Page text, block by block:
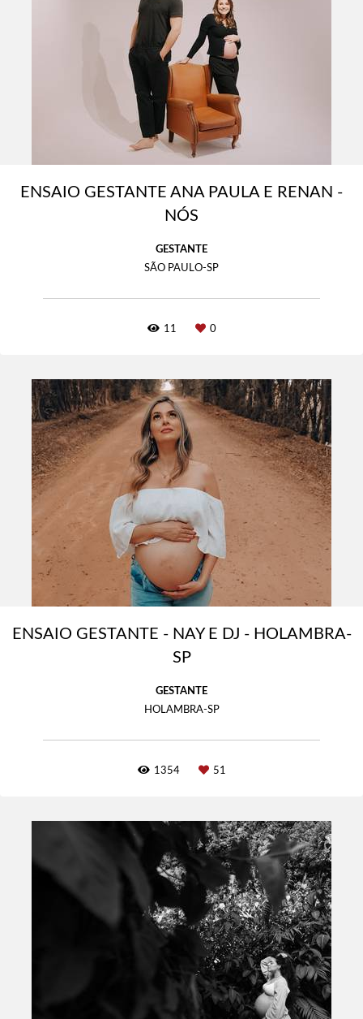
ENSAIO GESTANTE ANA PAULA E RENAN -
NÓS
GESTANTE
SÃO PAULO-SP
11 0
ENSAIO GESTANTE - NAY E DJ - HOLAMBRA-
SP
GESTANTE
HOLAMBRA-SP
1354 51